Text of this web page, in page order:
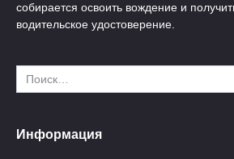
собирается освоить вождение и
водительское удостоверение.
Search
for:
Информация